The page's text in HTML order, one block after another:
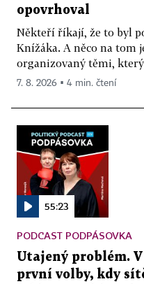
opovrhoval
Někteří říkají, že to byl
Knížáka. A něco na tom
organizovaný těmi,
7. 8. 2026 ▪ 4 min. čtení
55:23
PODCAST PODPÁSOVKA
Utajený problém.
první volby, kdy